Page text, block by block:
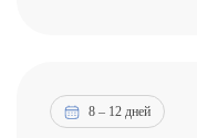
8 – 12 дней